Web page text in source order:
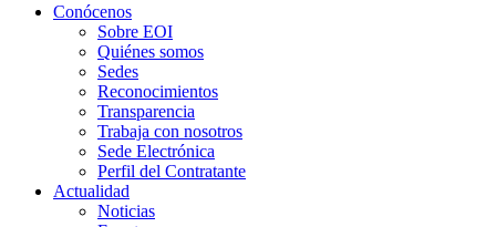
Conócenos
Sobre EOI
Quiénes somos
Sedes
Reconocimientos
Transparencia
Trabaja con nosotros
Sede Electrónica
Perfil del Contratante
Actualidad
Noticias